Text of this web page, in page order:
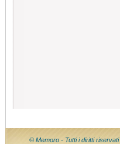
© Memoro - Tutti i diritti riservati